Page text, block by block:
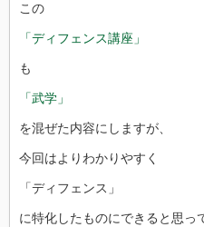
この
「ディフェンス講座」
も
「武学」
を混ぜた内容にしますが、
今回はよりわかりやすく
「ディフェンス」
に特化したものにできると思っ